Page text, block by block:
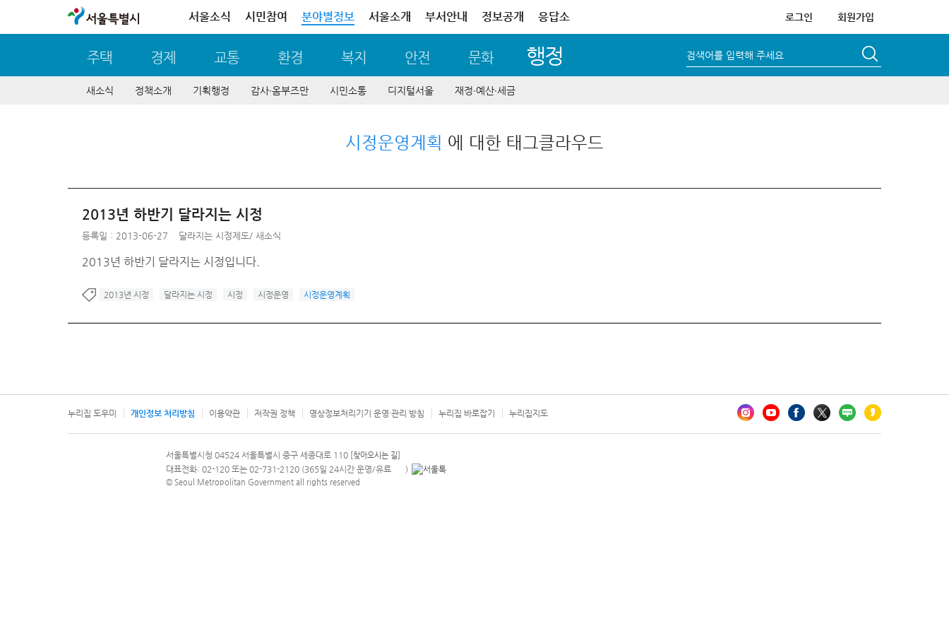
서울특별시 서울소식 시민참여 분야별정보 서울소개 부서안내 정보공개 응답소 로그인 회원가입
주택 경제 교통 환경 복지 안전 문화 행정 검색어를 입력해 주세요
새소식 정책소개 기획행정 감사∙옴부즈만 시민소통 디지털서울 재정∙예산∙세금
시정운영계획 에 대한 태그클라우드
2013년 하반기 달라지는 시정
등록일 : 2013-06-27 달라지는 시정제도/ 새소식
2013년 하반기 달라지는 시정입니다.
2013년 시정 달라지는 시정 시정 시정운영 시정운영계획
누리집 도우미 개인정보 처리방침 이용약관 저작권 정책 영상정보처리기기 운영·관리 방침 누리집 바로잡기 누리집지도
문의 전화번호 120, 120 다산콜재단
서울특별시청 04524 서울특별시 중구 세종대로 110 [찾아오시는 길]
대표전화: 02-120 또는 02-731-2120 (365일 24시간 운영/유료 안내팝업 열기
)
© Seoul Metropolitan Government all rights reserved